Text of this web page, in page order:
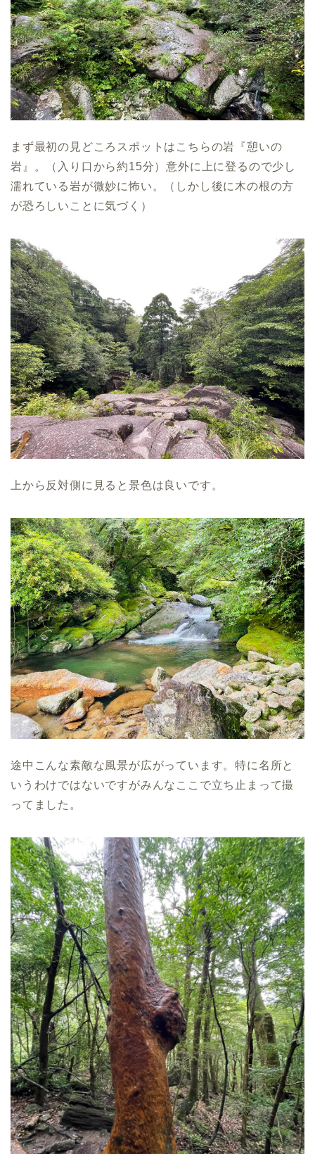
まず最初の見どころスポットはこちらの岩『憩いの
岩』。（入り口から約15分）意外に上に登るので少し
濡れている岩が微妙に怖い。（しかし後に木の根の方
が恐ろしいことに気づく）
上から反対側に見ると景色は良いです。
途中こんな素敵な風景が広がっています。特に名所と
いうわけではないですがみんなここで立ち止まって撮
ってました。